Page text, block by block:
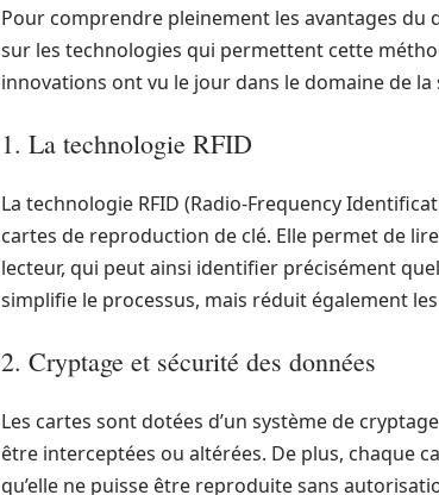
Pour comprendre pleinement les avantages du
sur les technologies qui permettent cette
innovations ont vu le jour dans le domaine de
1. La technologie RFID
La technologie RFID (Radio-Frequency
cartes de reproduction de clé. Elle permet de
lecteur, qui peut ainsi identifier précisément
simplifie le processus, mais réduit également
2. Cryptage et sécurité des données
Les cartes sont dotées d’un système de
être interceptées ou altérées. De plus, chaque
qu’elle ne puisse être reproduite sans